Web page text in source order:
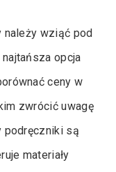
należy wziąć pod
opcja
ceny w
zwrócić uwagę
podręczniki są
materiały